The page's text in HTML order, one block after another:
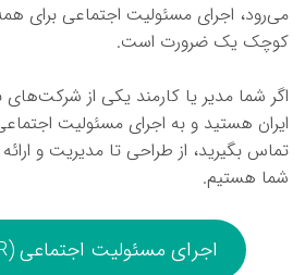
می‌رود، اجرای مسئولیت اجتماعی برای
کوچک یک ضرورت است.
اگر شما مدیر یا کارمند یکی از
ایران هستید و به اجرای مسئولیت
تماس بگیرید، از طراحی تا مدیریت و
شما هستیم.
اجرای مسئولیت اجتماعی (CSR) با آگاپه